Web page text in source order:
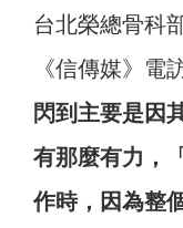
台北榮總骨科
《信傳媒》電
閃到主要是因
有那麼有力，
作時，因為整